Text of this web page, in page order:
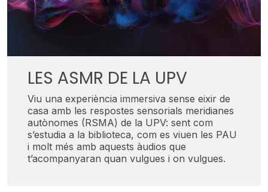
LES ASMR DE LA UPV
Viu una experiència immersiva sense eixir de
casa amb les respostes sensorials meridianes
autònomes (RSMA) de la UPV: sent com
s’estudia a la biblioteca, com es viuen les PAU
i molt més amb aquests àudios que
t’acompanyaran quan vulgues i on vulgues.